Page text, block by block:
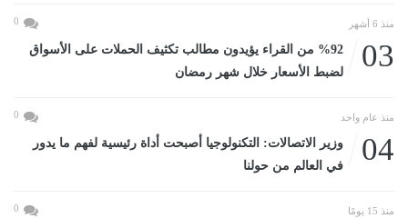
منذ 6 أشهر 0
03
%92 من القراء يؤيدون مطالب تكثيف الحملات على الأسواق
لضبط الأسعار خلال شهر رمضان
منذ عام واحد 0
04
وزير الاتصالات: التكنولوجيا أصبحت أداة رئيسية لفهم ما يدور
في العالم من حولنا
منذ 15 يومًا 0